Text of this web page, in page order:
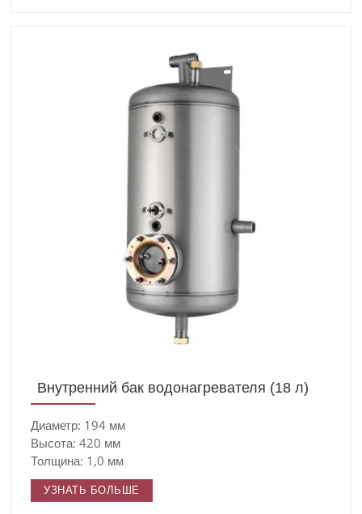
Внутренний бак водонагревателя (18 л)
Диаметр: 194 мм
Высота: 420 мм
Толщина: 1,0 мм
УЗНАТЬ БОЛЬШЕ